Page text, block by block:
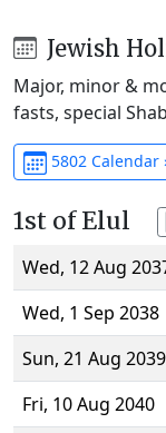
Jewish
Major, minor &
fasts, special
5802 Calendar
1st of Elul
Wed, 12 Aug
Wed, 1 Sep 2038
Sun, 21 Aug 2039
Fri, 10 Aug 2040